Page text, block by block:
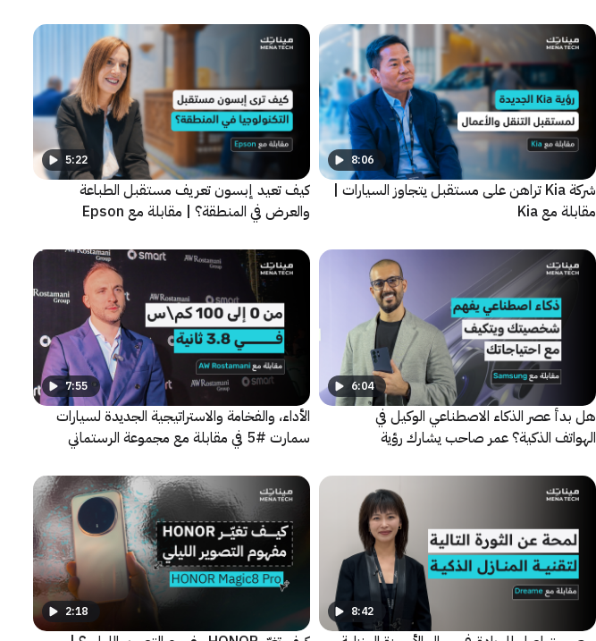
8:06
شركة Kia تراهن على مستقبل يتجاوز السيارات |
مقابلة مع Kia
5:22
كيف تعيد إبسون تعريف مستقبل الطباعة
والعرض في المنطقة؟ | مقابلة مع Epson
6:04
هل بدأ عصر الذكاء الاصطناعي الوكيل في
الهواتف الذكية؟ عمر صاحب يشارك رؤية
7:55
الأداء، والفخامة والاستراتيجية الجديدة لسيارات
سمارت #5 في مقابلة مع مجموعة الرستماني
8:42
2:18